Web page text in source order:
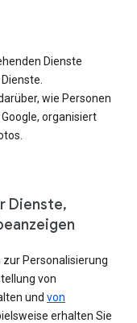
Dienste
wie Personen
organisiert
Dienste,
Personalisierung
von
und von
erhalten Sie